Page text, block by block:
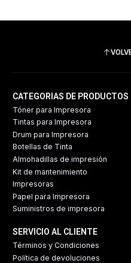
CATEGORIAS DE PRODUCTOS
Tóner para Impresora
Tintas para Impresora
Drum para Impresora
Botellas de Tinta
Almohadillas de impresión
Kit de mantenimiento
Impresoras
Papel para Impresora
Suministros de impresora
SERVICIO AL CLIENTE
Términos y Condiciones
Política de devoluciones